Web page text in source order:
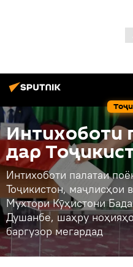
Интихоботи
дар
Интихоботи палатаи
Тоҷикистон, маҷлисҳои
Мухтори Кӯҳистони
Душанбе, шаҳру
баргузор мегардад